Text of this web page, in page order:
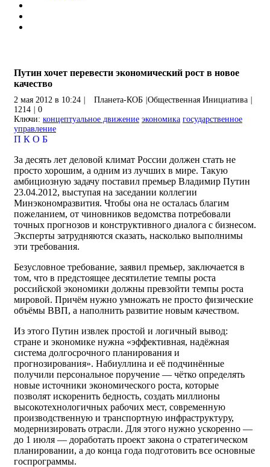
Путин хочет перевести экономический рост в новое
качество
2 мая 2012 в 10:24 Планета-КОБ Общественная Инициатива
1214
0
Ключи: концептуальное движение экономика государственное
управление
П К О Б
За десять лет деловой климат России должен стать не
просто хорошим, а одним из лучших в мире. Такую
амбициозную задачу поставил премьер Владимир Путин
23.04.2012, выступая на заседании коллегии
Минэкономразвития. Чтобы она не осталась благим
пожеланием, от чиновников ведомства потребовали
точных прогнозов и конструктивного диалога с бизнесом.
Эксперты затрудняются сказать, насколько выполнимы
эти требования.
Безусловное требование, заявил премьер, заключается в
том, что в предстоящее десятилетие темпы роста
российской экономики должны превзойти темпы роста
мировой. Причём нужно умножать не просто физические
объёмы ВВП, а наполнить развитие новым качеством.
Из этого Путин извлек простой и логичный вывод:
стране и экономике нужна «эффективная, надёжная
система долгосрочного планирования и
прогнозирования». Набиуллина и её подчинённые
получили персональное поручение — чётко определять
новые источники экономического роста, которые
позволят искоренить бедность, создать миллионы
высокотехнологичных рабочих мест, современную
производственную и транспортную инфраструктуру,
модернизировать отрасли. Для этого нужно ускоренно —
до 1 июля — доработать проект закона о стратегическом
планировании, а до конца года подготовить все основные
госпрограммы.